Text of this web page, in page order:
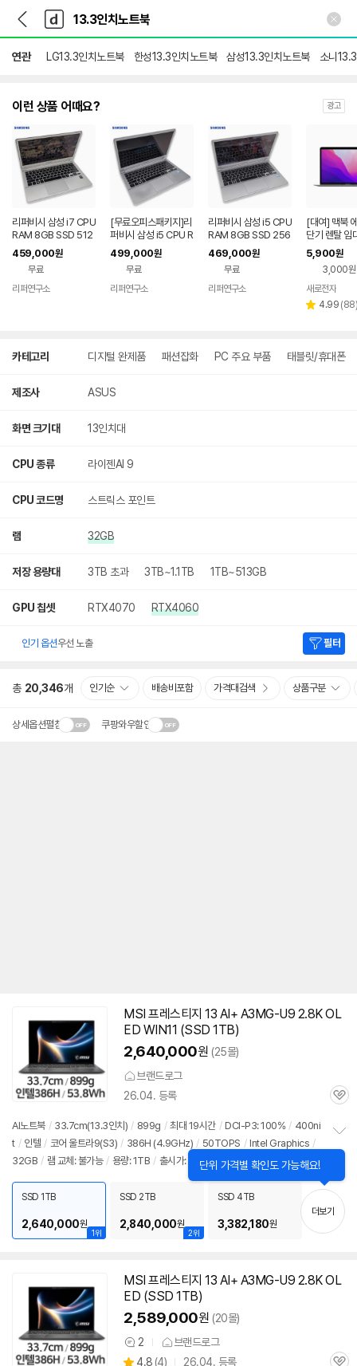
다
나
와
가
기
다
와
메
인
연관 LG13.3인치노트북 한성13.3인치노트북 삼성13.3인치노트북 소니
이런 상품 어때요? 광고
리퍼비시 삼성 i7 CPU
RAM 8GB SSD 512
GB 13.3인치 리퍼 노
트북
459,000원
무료
리퍼연구소
[무료오피스패키지]리
퍼비시 삼성 i5 CPU R
AM 8GB SSD 256
GB 13.3인치 가벼운
리퍼 노트북
499,000원
무료
리퍼연구소
리퍼비시 삼성 i5 CPU
RAM 8GB SSD 256
GB 13.3인치 가벼운
리퍼 노트북
469,000원
무료
리퍼연구소
[대여] 맥북
단기 렌탈 임
집 그래픽 디
단기 장기 1일
5,900원
3,000원
페
새로전자
별 4.99 리
(88)
카테고리 디지털 완제품 패션잡화 PC 주요 부품 태블릿/휴대폰
제조사 ASUS
화면 크기대 13인치대
CPU 종류 라이젠AI 9
CPU 코드명 스트릭스 포인트
램 32GB
저장 용량대 3TB 초과 3TB~1.1TB 1TB~513GB
GPU 칩셋 RTX4070 RTX4060
인기 옵션우선 노출 필터
총 20,346개 인기순 배송비포함 가격대검색 상품구분
상세옵션펼침 쿠팡와우할인
MSI 프레스티지 13 AI+ A3MG-U9 2.8K OL
ED WIN11 (SSD 1TB)
2,640,000원 (25몰)
브랜드로그
26.04. 등록
관
AI노트북 / 33.7cm(13.3인치 ) / 899g / 최대 19시간 / DCI-P3: 100% / 400ni
t / 인텔 / 코어 울트라9(S3) / 386H (4.9GHz) / 50TOPS / Intel Graphics /
32GB / 램 교체: 불가능 / 용량: 1TB / 출시가: 2,599,000원
정
펼
기
1위
SSD 1TB
2,640,000원
2위
SSD 2TB
2,840,000원
SSD 4TB
3,382,180원
더보기
MSI 프레스티지 13 AI+ A3MG-U9 2.8K OL
ED (SSD 1TB)
2,589,000원 (20몰)
상
품
2 브랜드로그
4.8 (상
4) 26.04. 등록